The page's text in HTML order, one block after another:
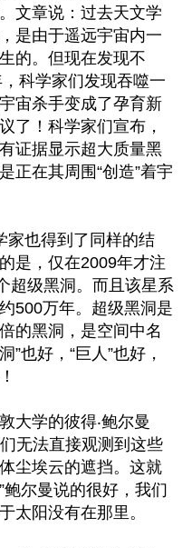
文章说：过去天文学
是由于遥远宇宙内一
的。但现在发现不
科学家们发现吞噬一
宙杀手变成了孕育新
了！科学家们宣布，
证据显示超大质量黑
正在其周围“创造”着宇
家也得到了同样的结
是，仅在2009年才注
超级黑洞。而且该星系
500万年。超级黑洞是
的黑洞，是空间中名
”也好，“巨人”也好，
大学的彼得‧鲍尔曼
无法直接观测到这些
尘埃云的遮挡。这就
尔曼说的很好，我们
太阳没有在那里。